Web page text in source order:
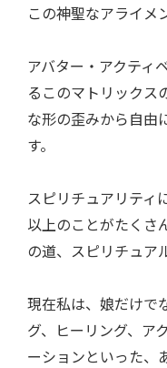
この神聖なアライメ
アバター・アクティ
るこのマトリックス
な形の歪みから自由
す。
スピリチュアリティ
以上のことがたくさ
の道、スピリチュア
現在私は、娘だけで
グ、ヒーリング、ア
ーションといった、